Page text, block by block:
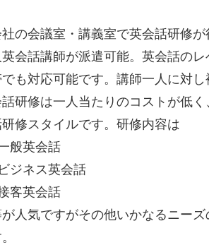
の会議室・講義室で英会話研修
英会話講師が派遣可能。英会話の
でも対応可能です。講師一人に対
研修は一人当たりのコストが低
修スタイルです。研修内容は
般英会話
ジネス英会話
客英会話
が人気ですがその他いかなるニー